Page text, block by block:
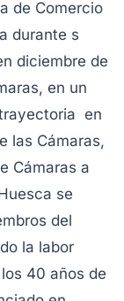
de Comercio
durante s
diciembre de
en un
en
las Cámaras,
Cámaras a
se
del
la labor
40 años de